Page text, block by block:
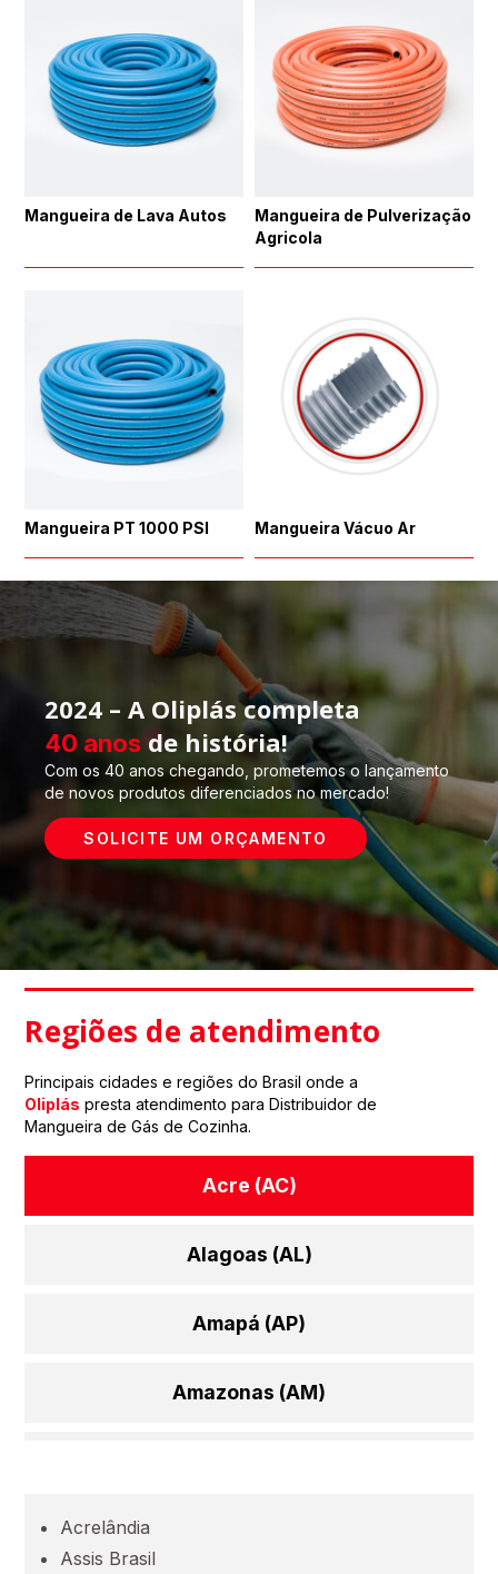
Mangueira de Lava Autos
Mangueira de Pulverização
Agricola
Mangueira PT 1000 PSI Mangueira Vácuo Ar
2024 – A Oliplás completa
40 anos de história!
Com os 40 anos chegando, prometemos o lançamento
de novos produtos diferenciados no mercado!
SOLICITE UM ORÇAMENTO
Regiões de atendimento
Principais cidades e regiões do Brasil onde a
Oliplás presta atendimento para Distribuidor de
Mangueira de Gás de Cozinha.
Acre (AC)
Alagoas (AL)
Amapá (AP)
Amazonas (AM)
Acrelândia
Assis Brasil